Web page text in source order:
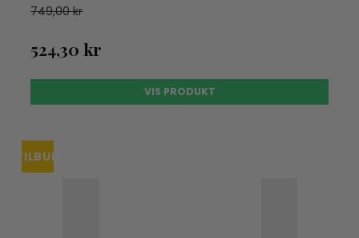
749,00 kr
524,30 kr
VIS PRODUKT
TILBUD